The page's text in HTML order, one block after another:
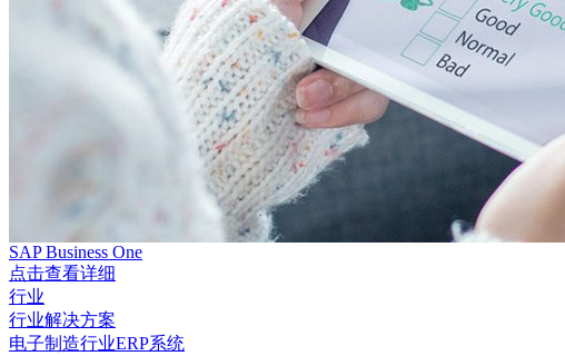
SAP Business One
点击查看详细
行业
行业解决方案
电子制造行业ERP系统